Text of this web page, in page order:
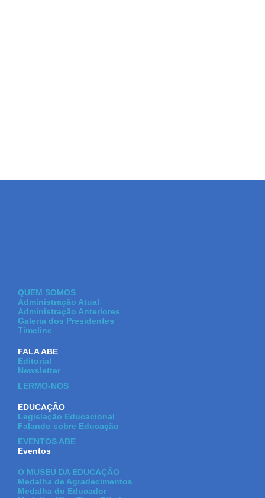
QUEM SOMOS
Administração Atual
Administração Anteriores
Galeria dos Presidentes
Timeline
FALA ABE
Editorial
Newsletter
LERMO-NOS
EDUCAÇÃO
Legislação Educacional
Falando sobre Educação
EVENTOS ABE
Eventos
O MUSEU DA EDUCAÇÃO
Medalha de Agradecimentos
Medalha do Educador